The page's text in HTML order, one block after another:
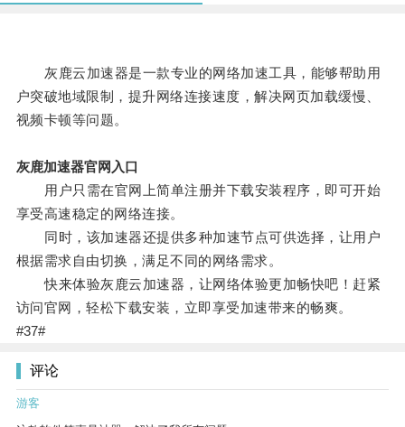
灰鹿云加速器是一款专业的网络加速工具，能够帮助用
户突破地域限制，提升网络连接速度，解决网页加载缓慢、
视频卡顿等问题。
灰鹿加速器官网入口
用户只需在官网上简单注册并下载安装程序，即可开始
享受高速稳定的网络连接。
同时，该加速器还提供多种加速节点可供选择，让用户
根据需求自由切换，满足不同的网络需求。
快来体验灰鹿云加速器，让网络体验更加畅快吧！赶紧
访问官网，轻松下载安装，立即享受加速带来的畅爽。
#37#
评论
游客